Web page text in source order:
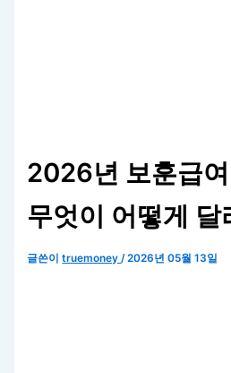
2026년 보훈급여
무엇이 어떻게 달
글쓴이truemoney/2026년 05월 13일